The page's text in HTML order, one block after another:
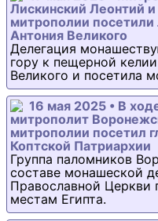
Лискинский Леонтий
митрополии
Антония Великого
Делегация
гору к пещерной
Великого и посетила
16 мая 2025 • В
митрополит
митрополии посетил
Коптской Патриархии
Группа паломников
составе монашеской
Православной Церкви
местам Египта.